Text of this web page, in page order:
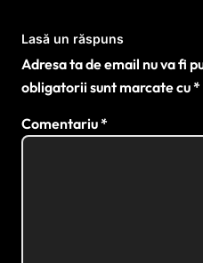
Lasă un răspuns
Adresa ta de email nu va fi
obligatorii sunt marcate cu*
Comentariu*